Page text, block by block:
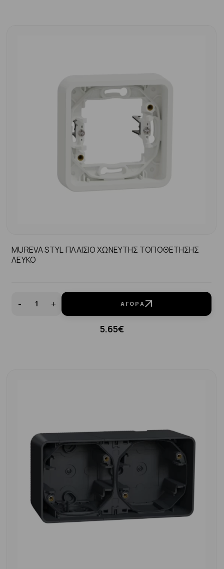
MUREVA STYL ΠΛΑΙΣΙΟ ΧΩΝΕΥΤΗΣ ΤΟΠΟΘΕΤΗΣΗΣ
ΛΕΥΚΟ
- + ΑΓΟΡΆ
5.65€